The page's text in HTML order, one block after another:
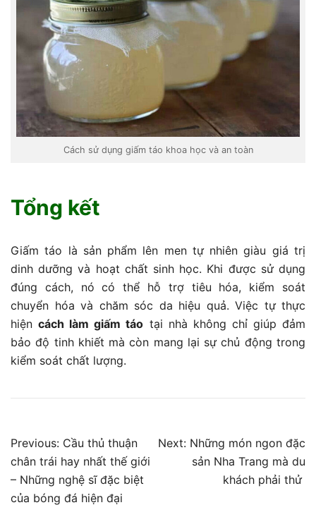
Cách sử dụng giấm táo khoa học và an toàn
Tổng kết
Giấm táo là sản phẩm lên men tự nhiên giàu giá trị
dinh dưỡng và hoạt chất sinh học. Khi được sử dụng
đúng cách, nó có thể hỗ trợ tiêu hóa, kiểm soát
chuyển hóa và chăm sóc da hiệu quả. Việc tự thực
hiệncách làm giấm táo tại nhà không chỉ giúp đảm
bảo độ tinh khiết mà còn mang lại sự chủ động trong
kiểm soát chất lượng.
Điều
hướng
bài
Previous: Cầu thủ thuận
chân trái hay nhất thế giới
– Những nghệ sĩ đặc biệt
của bóng đá hiện đại
Next: Những món ngon đặc
sản Nha Trang mà du
khách phải thử